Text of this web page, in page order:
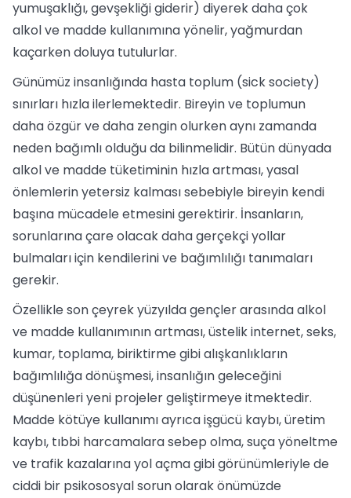
yumuşaklığı, gevşekliği giderir) diyerek daha çok
alkol ve madde kullanımına yönelir, yağmurdan
kaçarken doluya tutulurlar.
Günümüz insanlığında hasta toplum (sick society)
sınırları hızla ilerlemektedir. Bireyin ve toplumun
daha özgür ve daha zengin olurken aynı zamanda
neden bağımlı olduğu da bilinmelidir. Bütün dünyada
alkol ve madde tüketiminin hızla artması, yasal
önlemlerin yetersiz kalması sebebiyle bireyin kendi
başına mücadele etmesini gerektirir. İnsanların,
sorunlarına çare olacak daha gerçekçi yollar
bulmaları için kendilerini ve bağımlılığı tanımaları
gerekir.
Özellikle son çeyrek yüzyılda gençler arasında alkol
ve madde kullanımının artması, üstelik internet, seks,
kumar, toplama, biriktirme gibi alışkanlıkların
bağımlılığa dönüşmesi, insanlığın geleceğini
düşünenleri yeni projeler geliştirmeye itmektedir.
Madde kötüye kullanımı ayrıca işgücü kaybı, üretim
kaybı, tıbbi harcamalara sebep olma, suça yöneltme
ve trafik kazalarına yol açma gibi görünümleriyle de
ciddi bir psikososyal sorun olarak önümüzde